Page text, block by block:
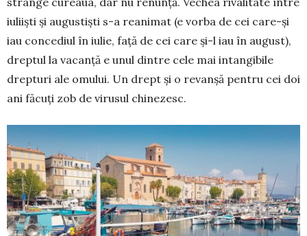
iuliiști și augustiști s-a reanimat (e vorba de cei care-și
iau concediul în iulie, față de cei care și-l iau în august),
dreptul la vacanță e unul dintre cele mai intangibile
drepturi ale omului. Un drept și o revanșă pentru cei doi
ani făcuți zob de virusul chinezesc.